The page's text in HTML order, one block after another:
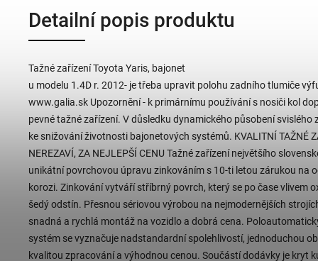
Detailní popis produktu
Tažné zařízení Toyota Yaris, bajonet
u modelu 1.4D r. 2012- je třeba upravit polohu zadního tlumiče
www.galia.sk Upozornění - k primárnímu používání s nosiči kol
pevné tažné zařízení. V důsledku dynamického působení svislého
ke snižování životnosti bajonetových systémů. KVALITNÍ TAŽNÉ
NEREZAVÍ, ZA NEJLEPŠÍ CENU Tažné zařízení největšího
unikátní povrchovou úpravu zinkováním s 10-ti letou zárukou na
korozi. Zinkování vytváří stříbrný povrch, který se po čase vlivem
šedý odstín. Přesnou sériovou výrobou na nejmodernějších
snadná a rychlá montáž na vozidlo a dobrá cena.
systém se vyznačuje nadstandardní spolehlivostí, jednoduchou
kvalitou zpracování a výhodnou cenou. Součástí dodávky je kryt